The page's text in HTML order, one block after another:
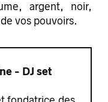
argent, noir,
vos pouvoirs.
- DJ set